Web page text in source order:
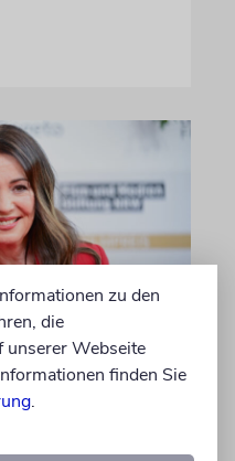
zu den
die
unserer Webseite
finden Sie
.